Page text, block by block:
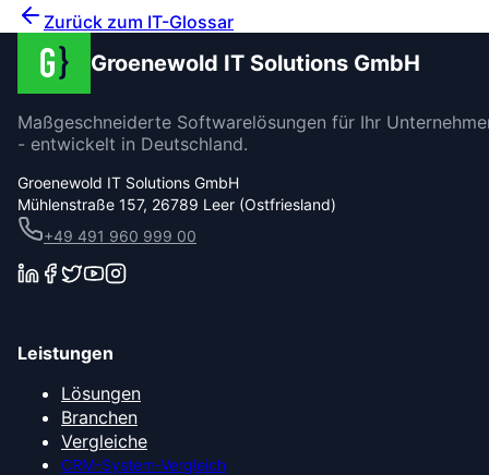
Zurück zum IT-Glossar
Groenewold IT Solutions GmbH
Maßgeschneiderte Softwarelösungen für Ihr
- entwickelt in Deutschland.
Groenewold IT Solutions GmbH
Mühlenstraße 157, 26789 Leer (Ostfriesland)
+49 491 960 999 00
Leistungen
Lösungen
Branchen
Vergleiche
CRM-System-Vergleich